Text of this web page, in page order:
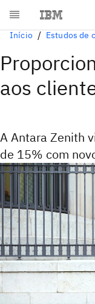
Início Estudos de
aos
A Antara Zenith
de 15% com